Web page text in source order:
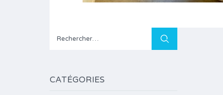
Rechercher :
CATÉGORIES